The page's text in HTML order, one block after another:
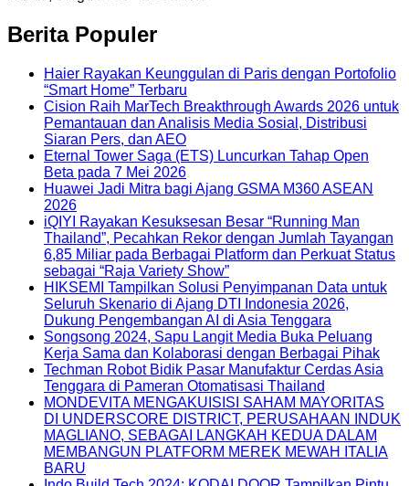
Berita Populer
Haier Rayakan Keunggulan di Paris dengan Portofolio
“Smart Home” Terbaru
Cision Raih MarTech Breakthrough Awards 2026 untuk
Pemantauan dan Analisis Media Sosial, Distribusi
Siaran Pers, dan AEO
Eternal Tower Saga (ETS) Luncurkan Tahap Open
Beta pada 7 Mei 2026
Huawei Jadi Mitra bagi Ajang GSMA M360 ASEAN
2026
iQIYI Rayakan Kesuksesan Besar “Running Man
Thailand”, Pecahkan Rekor dengan Jumlah Tayangan
6,85 Miliar pada Berbagai Platform dan Perkuat Status
sebagai “Raja Variety Show”
HIKSEMI Tampilkan Solusi Penyimpanan Data untuk
Seluruh Skenario di Ajang DTI Indonesia 2026,
Dukung Pengembangan AI di Asia Tenggara
Songsong 2024, Sapu Langit Media Buka Peluang
Kerja Sama dan Kolaborasi dengan Berbagai Pihak
Techman Robot Bidik Pasar Manufaktur Cerdas Asia
Tenggara di Pameran Otomatisasi Thailand
MONDEVITA MENGAKUISISI SAHAM MAYORITAS
DI UNDERSCORE DISTRICT, PERUSAHAAN INDUK
MAGLIANO, SEBAGAI LANGKAH KEDUA DALAM
MEMBANGUN PLATFORM MEREK MEWAH ITALIA
BARU